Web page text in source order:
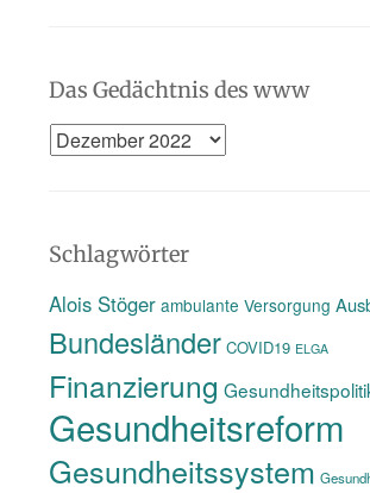
Das Gedächtnis des www
Das
www
Schlagwörter
Alois Stöger ambulante Versorgung
Bundesländer COVID19 ELGA
Finanzierung
Gesundheitsreform
Gesundheitssystem